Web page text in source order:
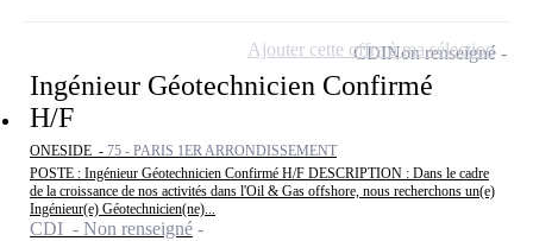
Ingénieur Géotechnicien Confirmé
H/F
ONESIDE - 75 - PARIS 1ER ARRONDISSEMENT
POSTE : Ingénieur Géotechnicien Confirmé H/F DESCRIPTION : Dans le cadre
de la croissance de nos activités dans l'Oil & Gas offshore, nous recherchons un(e)
Ingénieur(e) Géotechnicien(ne)...
CDI - Non renseigné
CDINon renseigné
Ajouter cette offre à ma sélection